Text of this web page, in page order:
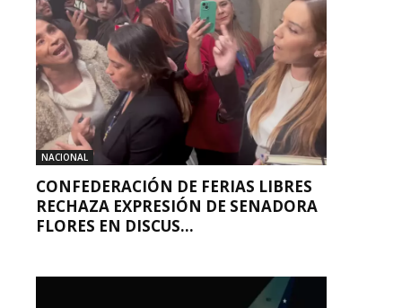
NACIONAL
CONFEDERACIÓN DE FERIAS LIBRES
RECHAZA EXPRESIÓN DE SENADORA
FLORES EN DISCUS...